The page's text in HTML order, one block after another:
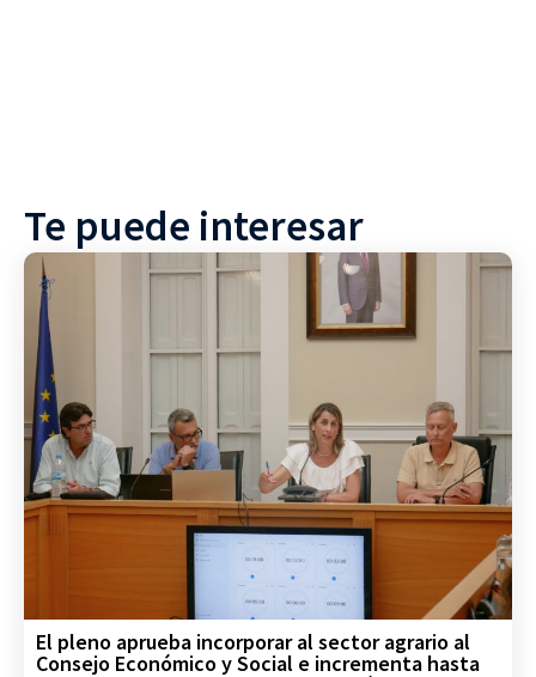
Te puede interesar
El pleno aprueba incorporar al sector agrario al
Consejo Económico y Social e incrementa hasta